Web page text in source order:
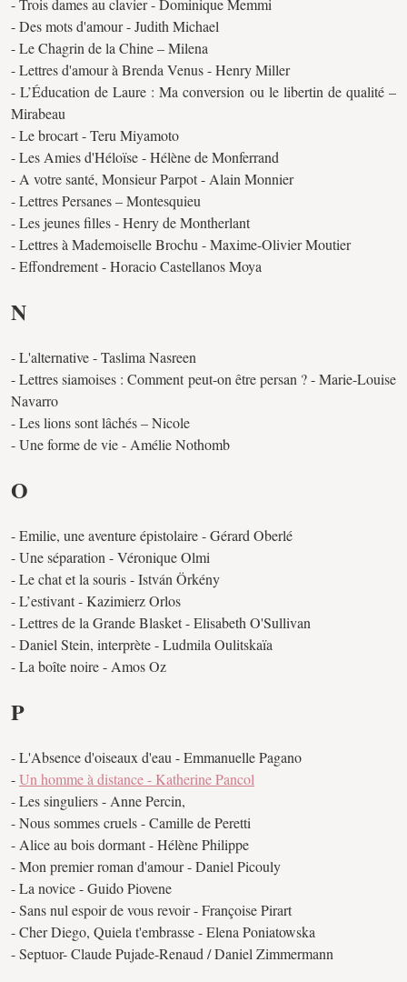
- Trois dames au clavier - Dominique Memmi
- Des mots d'amour - Judith Michael
- Le Chagrin de la Chine – Milena
- Lettres d'amour à Brenda Venus - Henry Miller
- L’Éducation de Laure : Ma conversion ou le libertin de qualité –
Mirabeau
- Le brocart - Teru Miyamoto
- Les Amies d'Héloïse - Hélène de Monferrand
- A votre santé, Monsieur Parpot - Alain Monnier
- Lettres Persanes – Montesquieu
- Les jeunes filles - Henry de Montherlant
- Lettres à Mademoiselle Brochu - Maxime-Olivier Moutier
- Effondrement - Horacio Castellanos Moya
N
- L'alternative - Taslima Nasreen
- Lettres siamoises : Comment peut-on être persan ? - Marie-Louise
Navarro
- Les lions sont lâchés – Nicole
- Une forme de vie - Amélie Nothomb
O
- Emilie, une aventure épistolaire - Gérard Oberlé
- Une séparation - Véronique Olmi
- Le chat et la souris - István Örkény
- L’estivant - Kazimierz Orlos
- Lettres de la Grande Blasket - Elisabeth O'Sullivan
- Daniel Stein, interprète - Ludmila Oulitskaïa
- La boîte noire - Amos Oz
P
- L'Absence d'oiseaux d'eau - Emmanuelle Pagano
-Un homme à distance - Katherine Pancol
- Les singuliers - Anne Percin,
- Nous sommes cruels - Camille de Peretti
- Alice au bois dormant - Hélène Philippe
- Mon premier roman d'amour - Daniel Picouly
- La novice - Guido Piovene
- Sans nul espoir de vous revoir - Françoise Pirart
- Cher Diego, Quiela t'embrasse - Elena Poniatowska
- Septuor- Claude Pujade-Renaud / Daniel Zimmermann